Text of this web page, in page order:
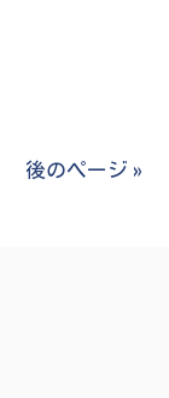
後のページ »